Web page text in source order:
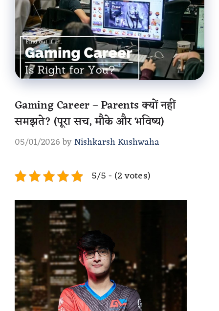
Gaming Career – Parents क्यों नहीं
समझते? (पूरा सच, मौके और भविष्य)
05/01/2026 byNishkarsh Kushwaha
5/5 - (2 votes)